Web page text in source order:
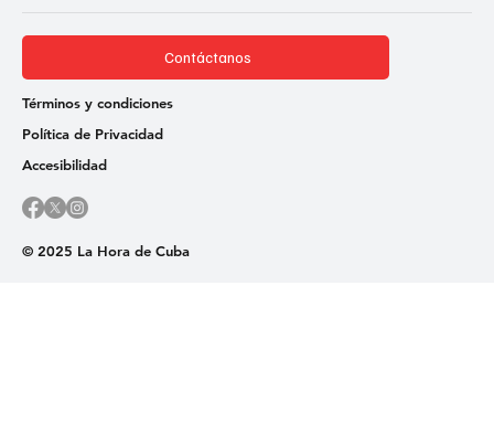
© 2025 La Hora de Cuba
Contáctanos
Términos y condiciones
Política de Privacidad
Accesibilidad